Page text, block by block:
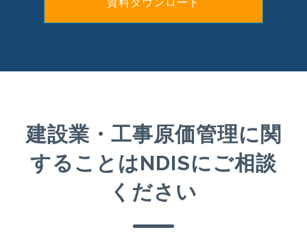
資料ダウンロード
建設業・工事原価管理に関
することはNDISにご相談
ください